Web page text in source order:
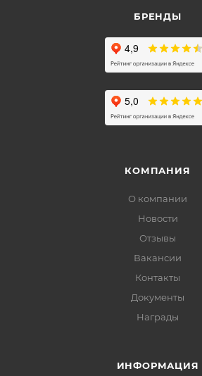
БРЕНДЫ
КОМПАНИЯ
О компании
Новости
Отзывы
Вакансии
Контакты
Документы
Награды
ИНФОРМАЦИЯ